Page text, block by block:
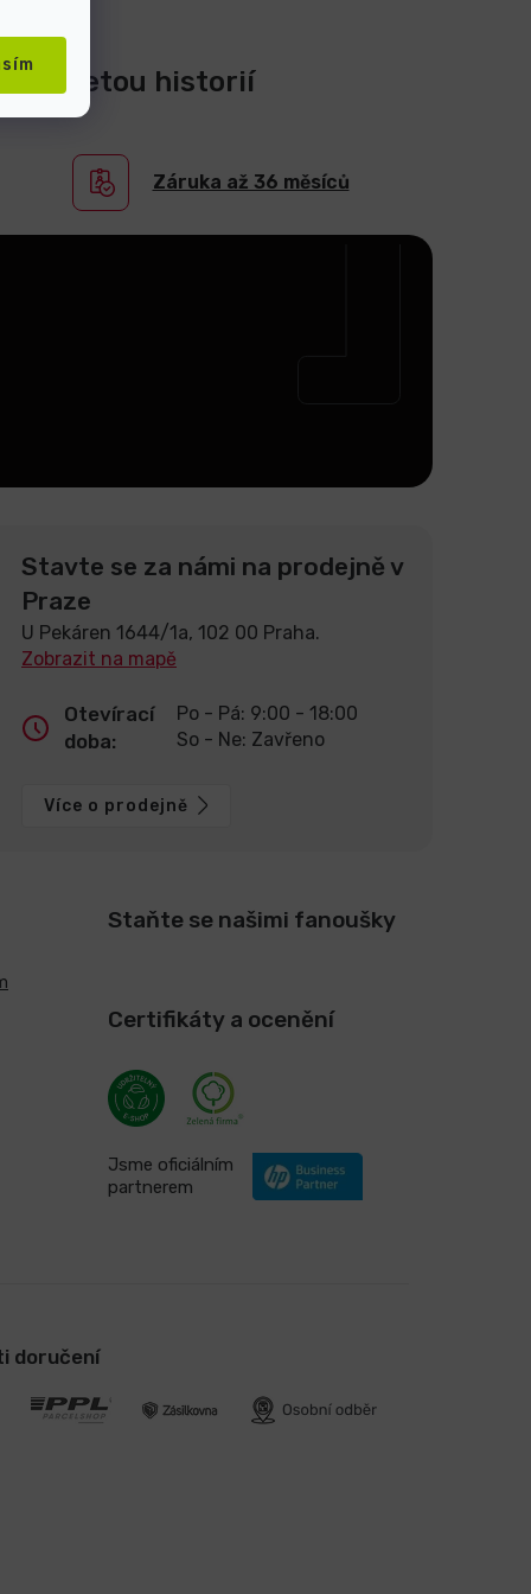
20-ti letou historií
Záruka až 36 měsíců
Stavte se za námi na prodejně v
Praze
U Pekáren 1644/1a, 102 00 Praha.
Zobrazit na mapě
Otevírací
doba:
Po - Pá: 9:00 - 18:00
So - Ne: Zavřeno
Více o prodejně
Staňte se našimi fanoušky
Certifikáty a ocenění
Jsme oficiálním
partnerem
doručení